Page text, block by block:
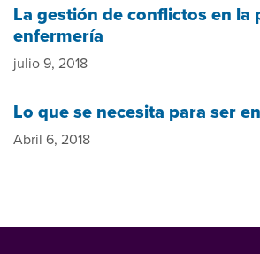
La gestión de conflictos en la
enfermería
julio 9, 2018
Lo que se necesita para ser
Abril 6, 2018